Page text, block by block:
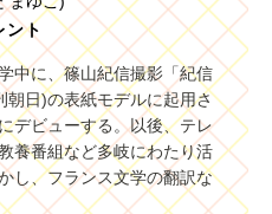
ント
中に、篠山紀信撮影「紀信
朝日)の表紙モデルに起用さ
デビューする。以後、テレ
養番組など多岐にわたり活
し、フランス文学の翻訳な